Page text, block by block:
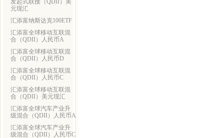
发起式联接（QDII）美
元现汇
汇添富纳斯达克100ETF
汇添富全球移动互联混
合（QDII）人民币A
汇添富全球移动互联混
合（QDII）人民币D
汇添富全球移动互联混
合（QDII）人民币C
汇添富全球移动互联混
合（QDII）美元现汇
汇添富全球汽车产业升
级混合（QDII）人民币A
汇添富全球汽车产业升
级混合（QDII）人民币C